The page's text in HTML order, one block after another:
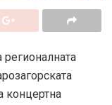
концертна